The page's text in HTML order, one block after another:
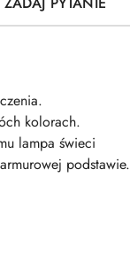
kolorach.
lampa świeci
podstawie.